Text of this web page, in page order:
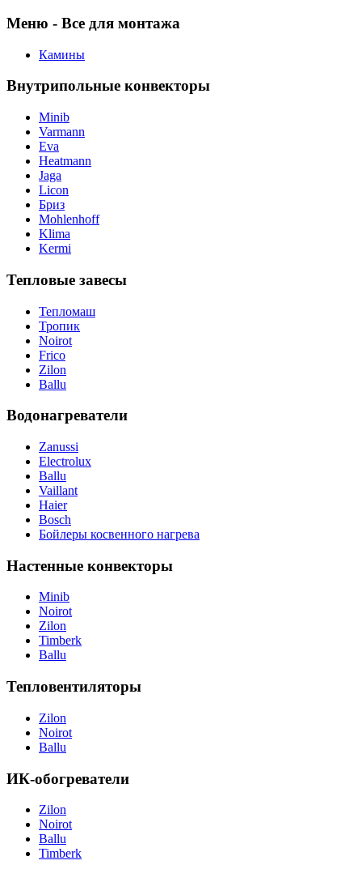
Меню - Все для монтажа
Камины
Внутрипольные конвекторы
Minib
Varmann
Eva
Heatmann
Jaga
Licon
Бриз
Mohlenhoff
Klima
Kermi
Тепловые завесы
Тепломаш
Тропик
Noirot
Frico
Zilon
Ballu
Водонагреватели
Zanussi
Electrolux
Ballu
Vaillant
Haier
Bosch
Бойлеры косвенного нагрева
Настенные конвекторы
Minib
Noirot
Zilon
Timberk
Ballu
Тепловентиляторы
Zilon
Noirot
Ballu
ИК-обогреватели
Zilon
Noirot
Ballu
Timberk